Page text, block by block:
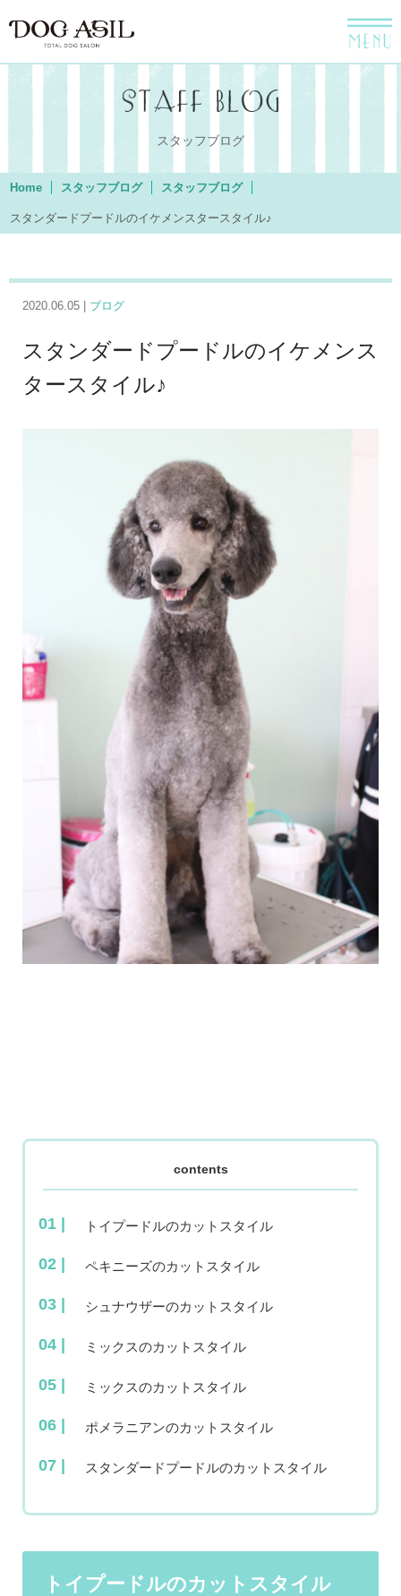
menu
スタッフブログ
Home スタッフブログ スタッフブログ
スタンダードプードルのイケメンスタースタイル♪
2020.06.05 | ブログ
スタンダードプードルのイケメンス
タースタイル♪
contents
トイプードルのカットスタイル
ペキニーズのカットスタイル
シュナウザーのカットスタイル
ミックスのカットスタイル
ミックスのカットスタイル
ポメラニアンのカットスタイル
スタンダードプードルのカットスタイル
トイプードルのカットスタイル